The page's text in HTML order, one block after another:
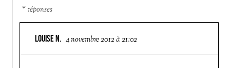
réponses
LOUISE N. 4 novembre 2012 à 21:02